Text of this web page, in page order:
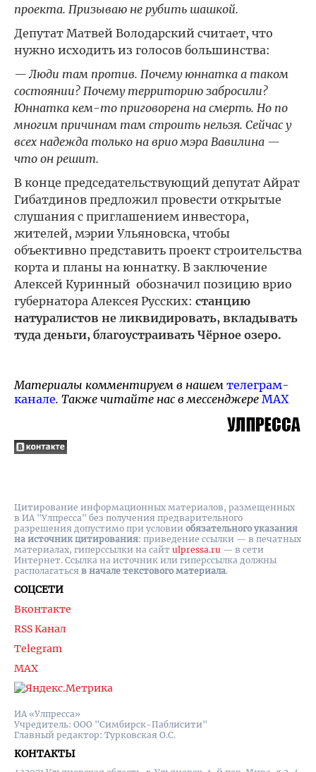
проекта. Призываю не рубить шашкой.
Депутат Матвей Володарский считает, что
нужно исходить из голосов большинства:
— Люди там против. Почему юннатка а таком
состоянии? Почему территорию забросили?
Юннатка кем-то приговорена на смерть. Но по
многим причинам там строить нельзя. Сейчас у
всех надежда только на врио мэра Вавилина —
что он решит.
В конце председательствующий депутат Айрат
Гибатдинов предложил провести открытые
слушания с приглашением инвестора,
жителей, мэрии Ульяновска, чтобы
объективно представить проект строительства
корта и планы на юннатку. В заключение
Алексей Куринный обозначил позицию врио
губернатора Алексея Русских: станцию
натуралистов не ликвидировать, вкладывать
туда деньги, благоустраивать Чёрное озеро.
Материалы комментируем в нашем телеграм-
канале. Также читайте нас в мессенджере MAX
ИА «Улпресса»
Учредитель: ООО "Симбирск-Паблисити"
Главный редактор: Турковская О.С.
КОНТАКТЫ
СОЦСЕТИ
Вконтакте
RSS Канал
Telegram
MAX
Цитирование информационных материалов, размещенных
в ИА "Улпресса" без получения предварительного
разрешения допустимо при условии обязательного указания
на источник цитирования: приведение ссылки — в печатных
материалах, гиперссылки на cайт ulpressa.ru — в сети
Интернет. Ссылка на источник или гиперссылка должны
располагаться в начале текстового материала.